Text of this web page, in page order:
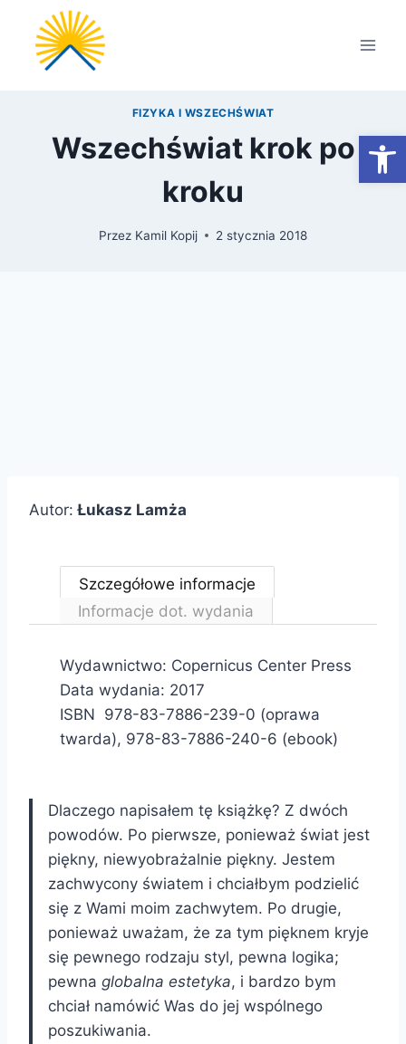
Przejdź
treści
FIZYKA I WSZECHŚWIAT
Wszechświat krok po
kroku
Przez Kamil Kopij 2 stycznia 2018
Autor: Łukasz Lamża
Szczegółowe informacje
Informacje dot. wydania
Wydawnictwo: Copernicus Center Press
Data wydania: 2017
ISBN 978-83-7886-239-0 (oprawa
twarda), 978-83-7886-240-6 (ebook)
Dlaczego napisałem tę książkę? Z dwóch
powodów. Po pierwsze, ponieważ świat jest
piękny, niewyobrażalnie piękny. Jestem
zachwycony światem i chciałbym podzielić
się z Wami moim zachwytem. Po drugie,
ponieważ uważam, że za tym pięknem kryje
się pewnego rodzaju styl, pewna logika;
pewna globalna estetyka, i bardzo bym
chciał namówić Was do jej wspólnego
poszukiwania.